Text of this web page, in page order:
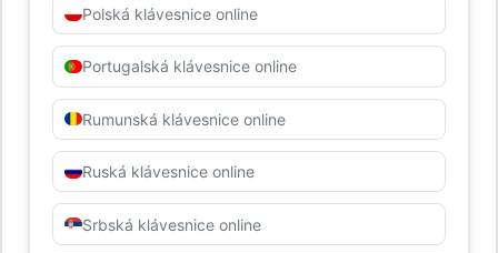
Polská klávesnice online
Portugalská klávesnice online
Rumunská klávesnice online
Ruská klávesnice online
Srbská klávesnice online